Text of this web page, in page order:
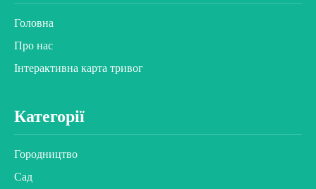
Головна
Про нас
Інтерактивна карта тривог
Категорії
Городництво
Сад